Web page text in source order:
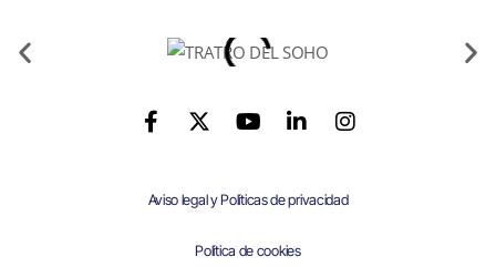
Aviso legal y Políticas de privacidad
Política de cookies